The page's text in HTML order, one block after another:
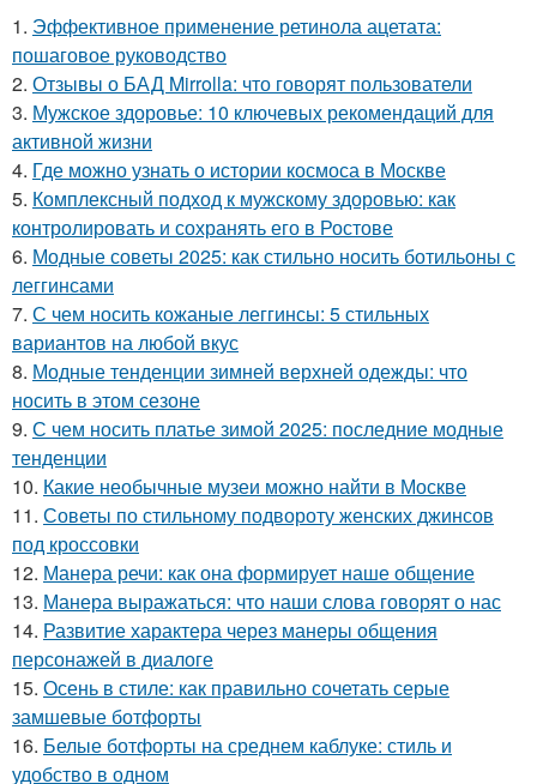
1. Эффективное применение ретинола ацетата:
пошаговое руководство
2. Отзывы о БАД Mirrolla: что говорят пользователи
3. Мужское здоровье: 10 ключевых рекомендаций для
активной жизни
4. Где можно узнать о истории космоса в Москве
5. Комплексный подход к мужскому здоровью: как
контролировать и сохранять его в Ростове
6. Модные советы 2025: как стильно носить ботильоны с
леггинсами
7. С чем носить кожаные леггинсы: 5 стильных
вариантов на любой вкус
8. Модные тенденции зимней верхней одежды: что
носить в этом сезоне
9. С чем носить платье зимой 2025: последние модные
тенденции
10. Какие необычные музеи можно найти в Москве
11. Советы по стильному подвороту женских джинсов
под кроссовки
12. Манера речи: как она формирует наше общение
13. Манера выражаться: что наши слова говорят о нас
14. Развитие характера через манеры общения
персонажей в диалоге
15. Осень в стиле: как правильно сочетать серые
замшевые ботфорты
16. Белые ботфорты на среднем каблуке: стиль и
удобство в одном